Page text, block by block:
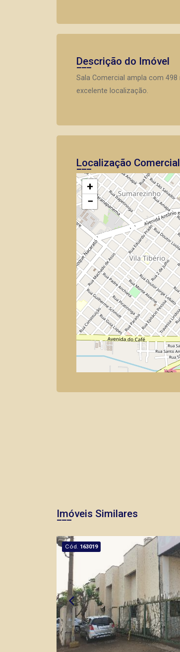
Descrição do Imóvel
Sala Comercial ampla com 498
excelente localização.
Localização
+
−
Imóveis Similares
Cód. 163019